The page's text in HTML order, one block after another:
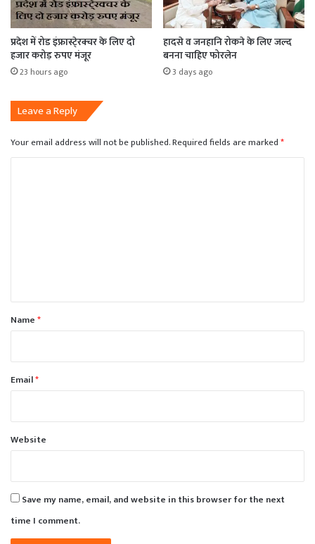
प्रदेश में रोड इंफ्रास्टे्रक्चर के लिए दो
हजार करोड़ रुपए मंजूर
23 hours ago
हादसे व जनहानि रोकने के लिए जल्द
बनना चाहिए फोरलेन
3 days ago
Leave a Reply
Your email address will not be published.Required fields are marked*
*Name*
Email*
Website
Save my name, email, and website in this browser for the next
time I comment.